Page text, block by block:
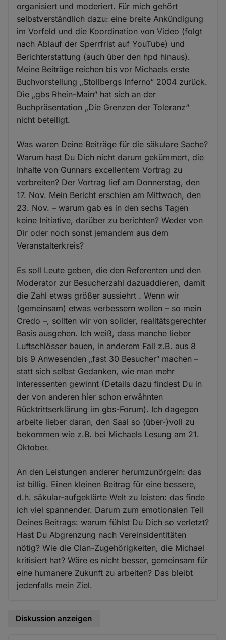
organisiert und moderiert. Für mich gehört
selbstverständlich dazu: eine breite Ankündigung
im Vorfeld und die Koordination von Video (folgt
nach Ablauf der Sperrfrist auf YouTube) und
Berichterstattung (auch über den hpd hinaus).
Meine Beiträge reichen bis vor Michaels erste
Buchvorstellung „Stollbergs Inferno“ 2004 zurück.
Die „gbs Rhein-Main“ hat sich an der
Buchpräsentation „Die Grenzen der Toleranz“
nicht beteiligt.
Was waren Deine Beiträge für die säkulare Sache?
Warum hast Du Dich nicht darum gekümmert, die
Inhalte von Gunnars excellentem Vortrag zu
verbreiten? Der Vortrag lief am Donnerstag, den
17. Nov. Mein Bericht erschien am Mittwoch, den
23. Nov. – warum gab es in den sechs Tagen
keine Initiative, darüber zu berichten? Weder von
Dir oder noch sonst jemandem aus dem
Veranstalterkreis?
Es soll Leute geben, die den Referenten und den
Moderator zur Besucherzahl dazuaddieren, damit
die Zahl etwas größer aussiehrt . Wenn wir
(gemeinsam) etwas verbessern wollen – so mein
Credo –, sollten wir von solider, realitätsgerechter
Basis ausgehen. Ich weiß, dass manche lieber
Luftschlösser bauen, in anderem Fall z.B. aus 8
bis 9 Anwesenden „fast 30 Besucher“ machen –
statt sich selbst Gedanken, wie man mehr
Interessenten gewinnt (Details dazu findest Du in
der von anderen hier schon erwähnten
Rücktrittserklärung im gbs-Forum). Ich dagegen
arbeite lieber daran, den Saal so (über-)voll zu
bekommen wie z.B. bei Michaels Lesung am 21.
Oktober.
An den Leistungen anderer herumzunörgeln: das
ist billig. Einen kleinen Beitrag für eine bessere,
d.h. säkular-aufgeklärte Welt zu leisten: das finde
ich viel spannender. Darum zum emotionalen Teil
Deines Beitrags: warum fühlst Du Dich so verletzt?
Hast Du Abgrenzung nach Vereinsidentitäten
nötig? Wie die Clan-Zugehörigkeiten, die Michael
kritisiert hat? Wäre es nicht besser, gemeinsam für
eine humanere Zukunft zu arbeiten? Das bleibt
jedenfalls mein Ziel.
Diskussion anzeigen